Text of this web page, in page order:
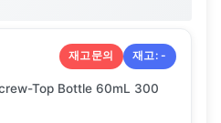
재고문의 재고:-
Top Bottle 60mL 300